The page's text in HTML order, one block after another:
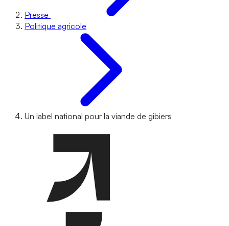
Presse
Politique agricole
Un label national pour la viande de gibiers